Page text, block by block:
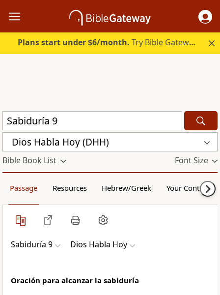
Plans start under $6/month. Try Bible Gateway Plus.
Dios Habla Hoy (DHH)
Bible Book List Font Size
Passage Resources Hebrew/Greek Your Content
Sabiduría 9 Dios Habla Hoy
Oración para alcanzar la sabiduría